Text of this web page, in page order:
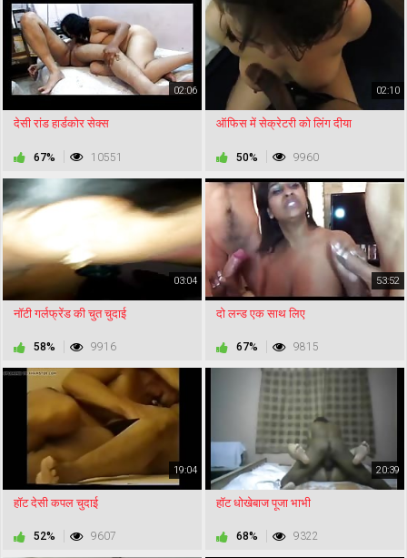
02:06
देसी रांड हार्डकोर सेक्स
67% 10551
02:10
ऑफिस में सेक्रेटरी को लिंग दीया
50% 9960
03:04
नॉटी गर्लफ्रेंड की चुत चुदाई
58% 9916
53:52
दो लन्ड एक साथ लिए
67% 9815
19:04
हॉट देसी कपल चुदाई
52% 9607
20:39
हॉट धोखेबाज पूजा भाभी
68% 9322